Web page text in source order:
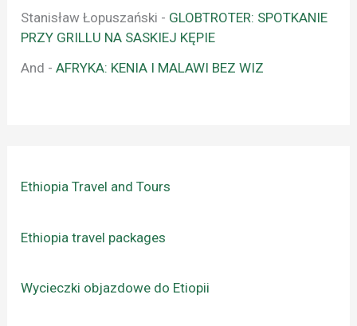
Stanisław Łopuszański - GLOBTROTER: SPOTKANIE
PRZY GRILLU NA SASKIEJ KĘPIE
And -AFRYKA: KENIA I MALAWI BEZ WIZ
Ethiopia Travel and Tours
Ethiopia travel packages
Wycieczki objazdowe do Etiopii